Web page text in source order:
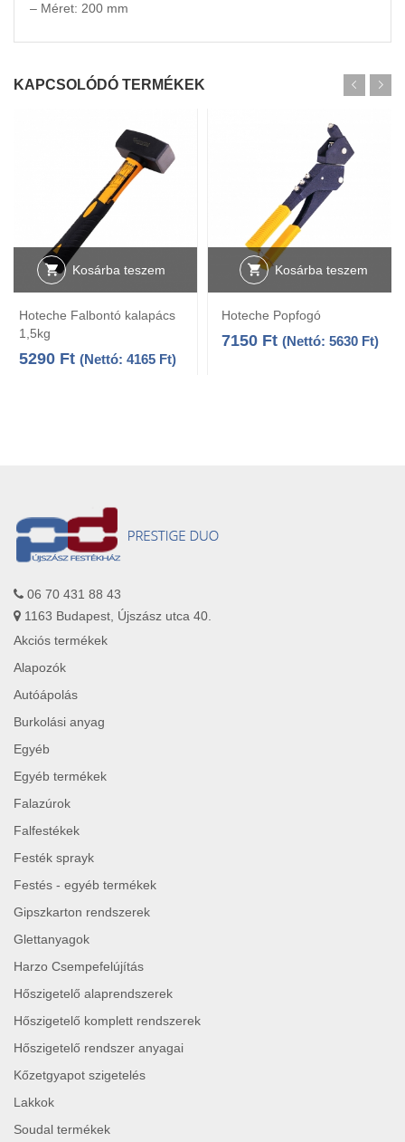
– Méret: 200 mm
KAPCSOLÓDÓ TERMÉKEK
Kosárba teszem
Hoteche Falbontó kalapács
1,5kg
5290 Ft (Nettó: 4165 Ft)
Kosárba teszem
Hoteche Popfogó
7150 Ft (Nettó: 5630 Ft)
06 70 431 88 43
1163 Budapest, Újszász utca 40.
Akciós termékek
Alapozók
Autóápolás
Burkolási anyag
Egyéb
Egyéb termékek
Falazúrok
Falfestékek
Festék sprayk
Festés - egyéb termékek
Gipszkarton rendszerek
Glettanyagok
Harzo Csempefelújítás
Hőszigetelő alaprendszerek
Hőszigetelő komplett rendszerek
Hőszigetelő rendszer anyagai
Kőzetgyapot szigetelés
Lakkok
Soudal termékek